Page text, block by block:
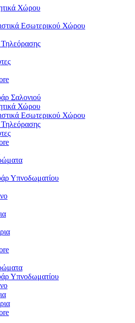
Χώρου
Εσωτερικού Χώρου
Σαλονιού
Χώρου
Εσωτερικού Χώρου
Υπνοδωματίου
Υπνοδωματίου